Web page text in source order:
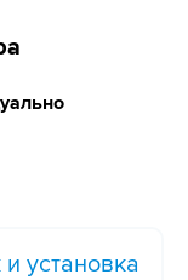
установка